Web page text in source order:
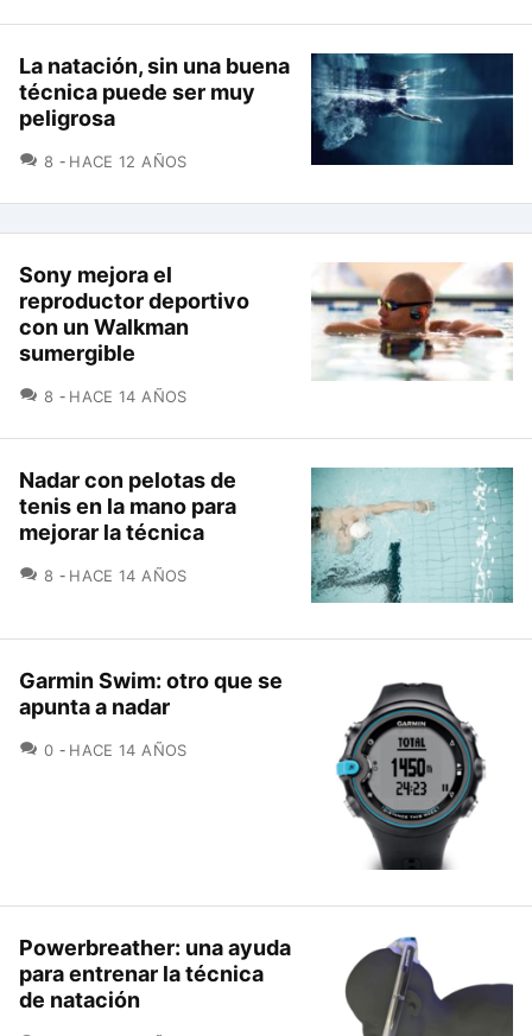
La natación, sin una buena
técnica puede ser muy
peligrosa
8 COMENTARIOS
HACE 12 AÑOS
Sony mejora el
reproductor deportivo
con un Walkman
sumergible
8 COMENTARIOS
HACE 14 AÑOS
Nadar con pelotas de
tenis en la mano para
mejorar la técnica
8 COMENTARIOS
HACE 14 AÑOS
Garmin Swim: otro que se
apunta a nadar
0 COMENTARIOS
HACE 14 AÑOS
Powerbreather: una ayuda
para entrenar la técnica
de natación